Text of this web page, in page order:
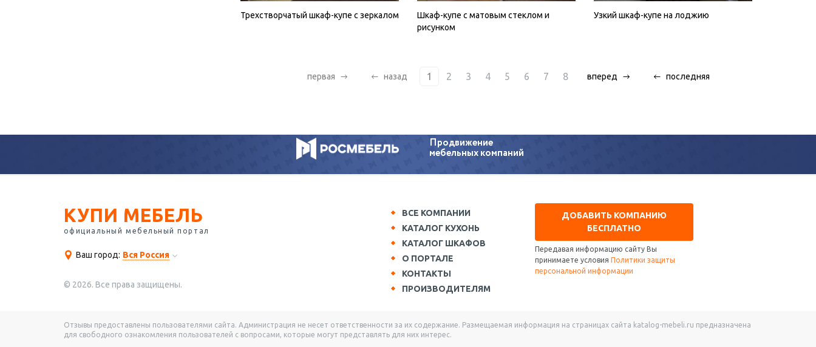
Трехстворчатый шкаф-купе с зеркалом
Шкаф-купе с матовым стеклом и
рисунком
Узкий шкаф-купе на лоджию
первая назад 1 2 3 4 5 6 7 8 вперед последняя
Продвижение
мебельных компаний
КУПИ МЕБЕЛЬ
официальный мебельный портал
Ваш город: Вся Россия
© 2026. Все права защищены.
ВСЕ КОМПАНИИ
КАТАЛОГ КУХОНЬ
КАТАЛОГ ШКАФОВ
О ПОРТАЛЕ
КОНТАКТЫ
ПРОИЗВОДИТЕЛЯМ
ДОБАВИТЬ КОМПАНИЮ
БЕСПЛАТНО
Передавая информацию сайту Вы
принимаете условияПолитики защиты
персональной информации
Отзывы предоставлены пользователями сайта. Администрация не несет ответственности за их содержание. Размещаемая информация на страницах сайта katalog-mebeli.ru предназначена
для свободного ознакомления пользователей с вопросами, которые могут представлять для них интерес.